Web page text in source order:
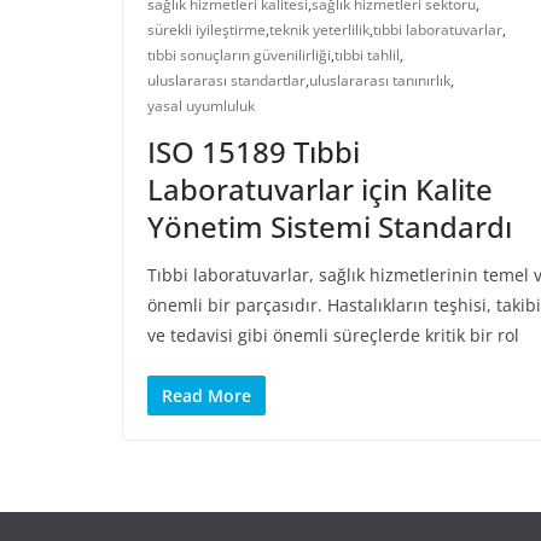
sürekli iyileştirme,teknik yeterlilik,tıbbi laboratuvarlar,
tıbbi sonuçların güvenilirliği,tıbbi tahlil,
uluslararası standartlar,uluslararası tanınırlık,
yasal uyumluluk
ISO 15189 Tıbbi
Laboratuvarlar için Kalite
Yönetim Sistemi Standardı
Tıbbi laboratuvarlar, sağlık hizmetlerinin temel
önemli bir parçasıdır. Hastalıkların teşhisi, takibi
ve tedavisi gibi önemli süreçlerde kritik bir rol
Read More